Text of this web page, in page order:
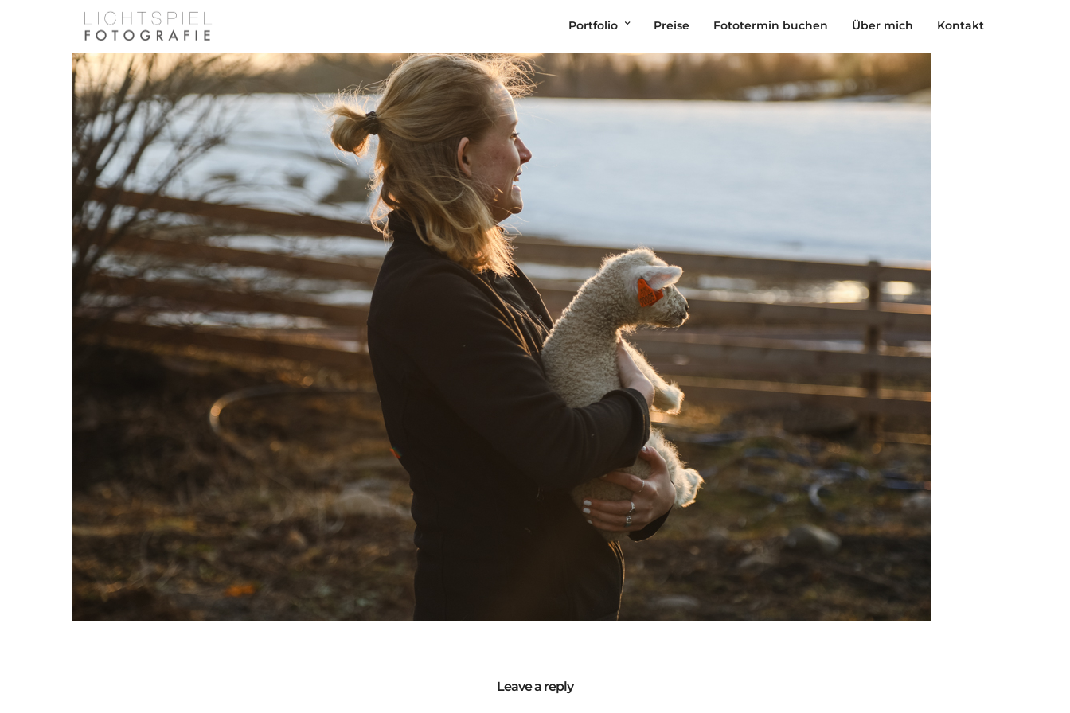
Portfolio Preise Fototermin buchen Über mich Kontakt
Leave a reply